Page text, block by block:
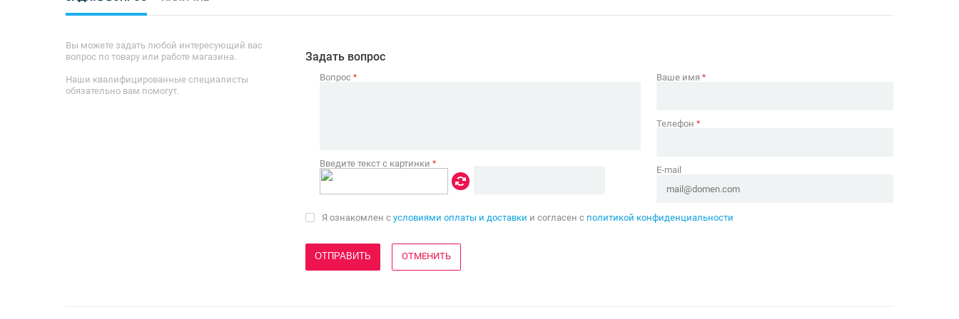
Вы можете задать любой интересующий вас
вопрос по товару или работе магазина.
Наши квалифицированные специалисты
обязательно вам помогут.
Задать вопрос
Вопрос* Ваше имя *
Телефон *
E-mail
Введите текст с картинки*
Я ознакомлен сусловиями оплаты и доставки и согласен с политикой конфиденциальности
ОТМЕНИТЬ